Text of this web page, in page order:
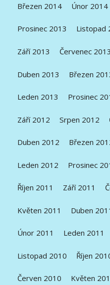
Březen 2014 Únor 2014
Prosinec 2013 Listopad
Září 2013 Červenec 2013
Duben 2013 Březen
Leden 2013 Prosinec
Září 2012 Srpen 2012
Duben 2012 Březen
Leden 2012 Prosinec
Říjen 2011 Září 2011
Květen 2011 Duben
Únor 2011 Leden 2011
Listopad 2010 Říjen
Červen 2010 Květen